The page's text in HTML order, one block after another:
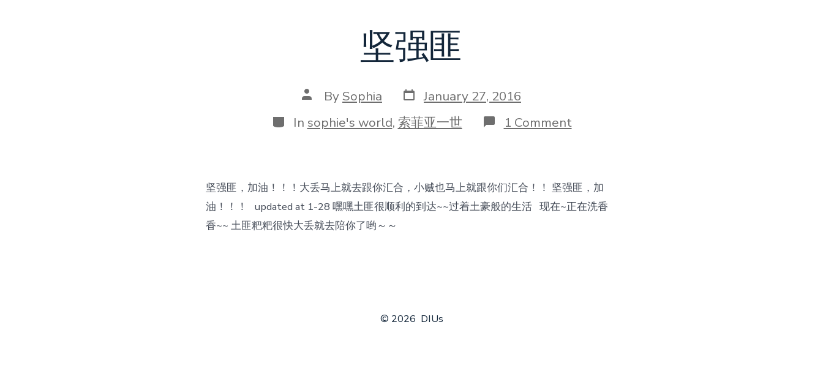
坚强匪
Post
author
By Sophia Post
date
January 27, 2016
Categories
In sophie's world, 索菲亚一世 1 Commenton
坚
坚强匪，加油！！！大丢马上就去跟你汇合，小贼也马上就跟你们汇合！！ 坚强匪，加
油！！！ updated at 1-28 嘿嘿土匪很顺利的到达~~过着土豪般的生活 现在~正在洗香
香~~ 土匪粑粑很快大丢就去陪你了哟～～
© 2026 DIUs